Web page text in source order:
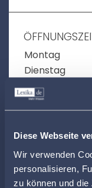
Diese Webseite
Wir verwenden
personalisieren,
zu können und
Montag
Dienstag
Mittwoch
Donnerstag
Termine
Vereinbarung